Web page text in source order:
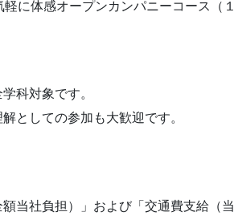
に体感オープンカンパニーコース（１
科対象です。
しての参加も大歓迎です。
当社負担）」および「交通費支給（当